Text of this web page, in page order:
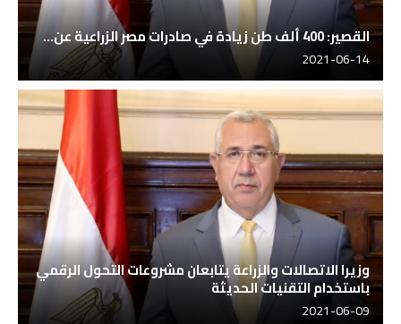
القصير: 400 ألف طن زيادة في صادرات مصر الزراعية عن...
2021-06-14
وزيرا الاتصالات والزراعة يتابعان مشروعات التحول الرقمي
باستخدام التقنيات الحديثة
2021-06-09